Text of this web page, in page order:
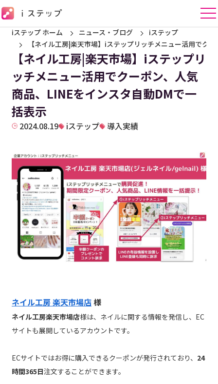
iステップ ホーム ニュース・ブログ
iステップ
【ネイル工房|楽天市場】iステップリッチメニュー活用でク
【ネイル工房|楽天市場】iステップリ
ッチメニュー活用でクーポン、人気
商品、LINEをインスタ自動DMで一
括表示
2024.08.19 iステップ 導入実績
ネイル工房 楽天市場店様
ネイル工房楽天市場店様は、ネイルに関する情報を発信し、EC
サイトも展開しているアカウントです。
ECサイトではお得に購入できるクーポンが発行されており、 24
時間365日注文することができます。